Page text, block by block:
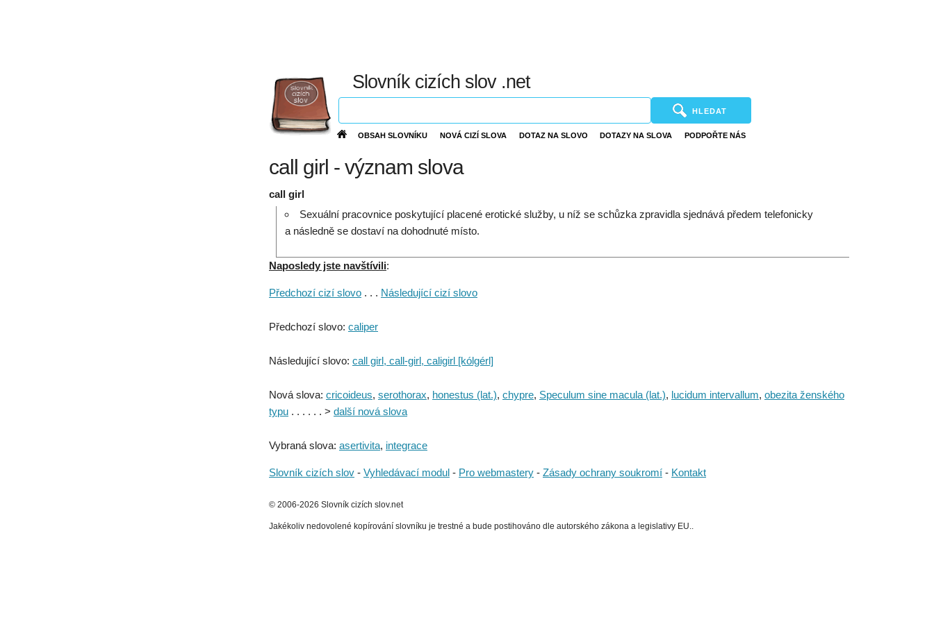
Slovník cizích slov .net
HLEDAT
OBSAH SLOVNÍKU NOVÁ CIZÍ SLOVA DOTAZ NA SLOVO DOTAZY NA SLOVA PODPOŘTE NÁS
call girl - význam slova
call girl
Sexuální pracovnice poskytující placené erotické služby, u níž se schůzka zpravidla sjednává předem telefonicky
a následně se dostaví na dohodnuté místo.
Naposledy jste navštívili:
Předchozí cizí slovo . . . Následující cizí slovo
Předchozí slovo: caliper
Následující slovo: call girl, call-girl, caligirl [kólgérl]
Nová slova: cricoideus, serothorax, honestus (lat.), chypre, Speculum sine macula (lat.), lucidum intervallum, obezita ženského
typu . . . . . . > další nová slova
Vybraná slova: asertivita, integrace
Slovník cizích slov - Vyhledávací modul - Pro webmastery - Zásady ochrany soukromí - Kontakt
© 2006-2026 Slovník cizích slov.net
Jakékoliv nedovolené kopírování slovníku je trestné a bude postihováno dle autorského zákona a legislativy EU..